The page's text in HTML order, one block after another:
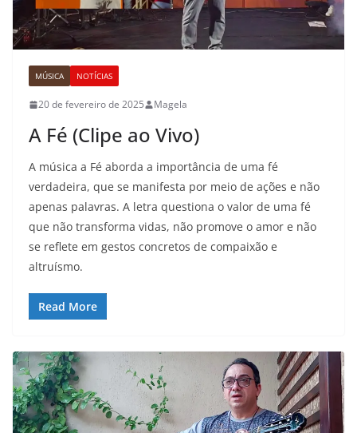
MÚSICA NOTÍCIAS
20 de fevereiro de 2025 Magela
A Fé (Clipe ao Vivo)
A música a Fé aborda a importância de uma fé
verdadeira, que se manifesta por meio de ações e não
apenas palavras. A letra questiona o valor de uma fé
que não transforma vidas, não promove o amor e não
se reflete em gestos concretos de compaixão e
altruísmo.
Read More